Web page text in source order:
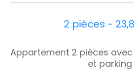
2 pièces -
Appartement 2 pièces
et parking